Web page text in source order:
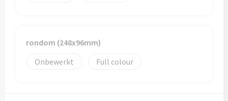
rondom (248x96mm)
Onbewerkt
Full colour